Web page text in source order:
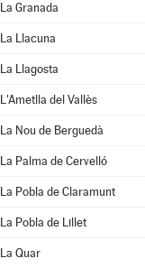
La Granada
La Llacuna
La Llagosta
L'Ametlla del Vallès
La Nou de Berguedà
La Palma de Cervelló
La Pobla de Claramunt
La Pobla de Lillet
La Quar